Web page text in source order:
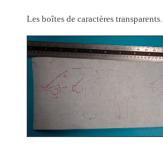
Les boîtes de caractères transparents.